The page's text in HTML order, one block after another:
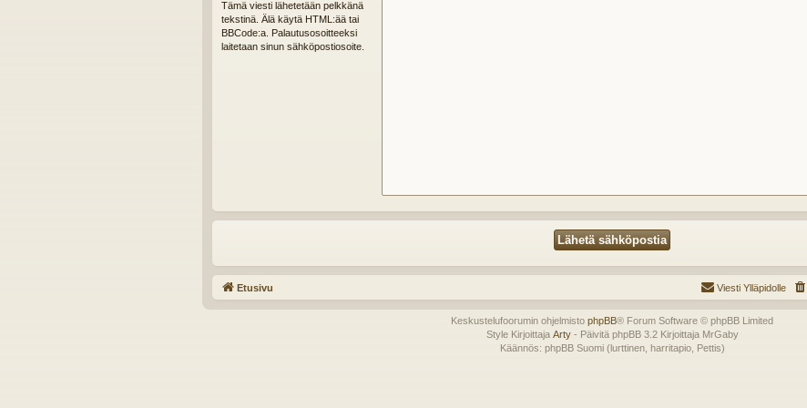
Tämä viesti lähetetään pelkkänä
tekstinä. Älä käytä HTML:ää tai
BBCode:a. Palautusosoitteeksi
laitetaan sinun sähköpostiosoite.
Etusivu Viesti Ylläpidolle
Keskustelufoorumin ohjelmisto phpBB® Forum Software © phpBB Limited
Style Kirjoittaja Arty- Päivitä phpBB 3.2 Kirjoittaja MrGaby
Käännös: phpBB Suomi (lurttinen, harritapio, Pettis)